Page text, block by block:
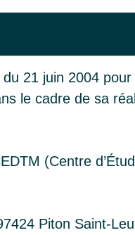
21 juin 2004
le cadre de sa
(Centre
Piton Saint-